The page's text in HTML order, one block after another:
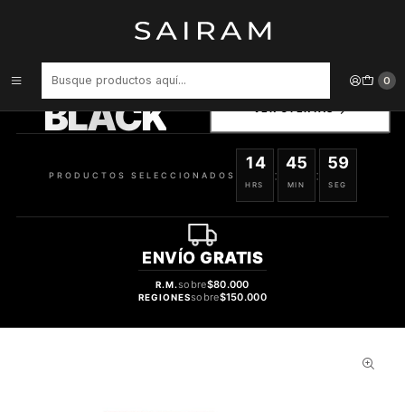
0
PERFUME 212 VIP ROSE NY RODEO DAMA EDP 80 ML
BLACK
SELECCIONADOS
PRODUCTOS SELECCIONADOS
14
HRS
:
45
MIN
:
58
SEG
ENVÍO GRATIS
R.M.sobre$80.000
REGIONESsobre$150.000